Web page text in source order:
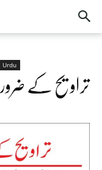
Urdu
تراویح کے